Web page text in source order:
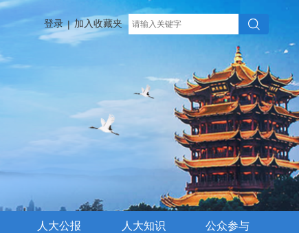
登录 | 加入收藏夹
人大公报 人大知识 公众参与